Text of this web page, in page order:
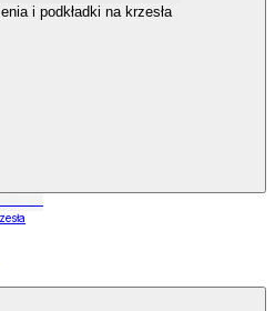
i podkładki na krzesła